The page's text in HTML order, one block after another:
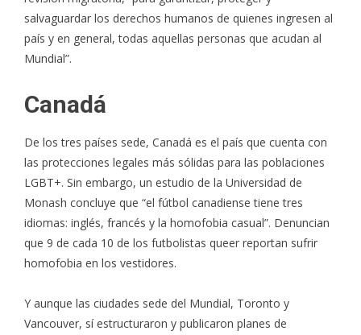
salvaguardar los derechos humanos de quienes ingresen al
país y en general, todas aquellas personas que acudan al
Mundial”.
Canadá
De los tres países sede, Canadá es el país que cuenta con
las protecciones legales más sólidas para las poblaciones
LGBT+. Sin embargo, un estudio de la Universidad de
Monash concluye que “el fútbol canadiense tiene tres
idiomas: inglés, francés y la homofobia casual”. Denuncian
que 9 de cada 10 de los futbolistas queer reportan sufrir
homofobia en los vestidores.
Y aunque las ciudades sede del Mundial, Toronto y
Vancouver, sí estructuraron y publicaron planes de